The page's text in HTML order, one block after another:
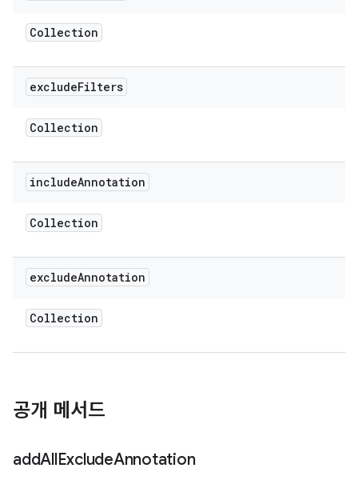
Collection
excludeFilters
Collection
includeAnnotation
Collection
excludeAnnotation
Collection
공개 메서드
addAllExcludeAnnotation